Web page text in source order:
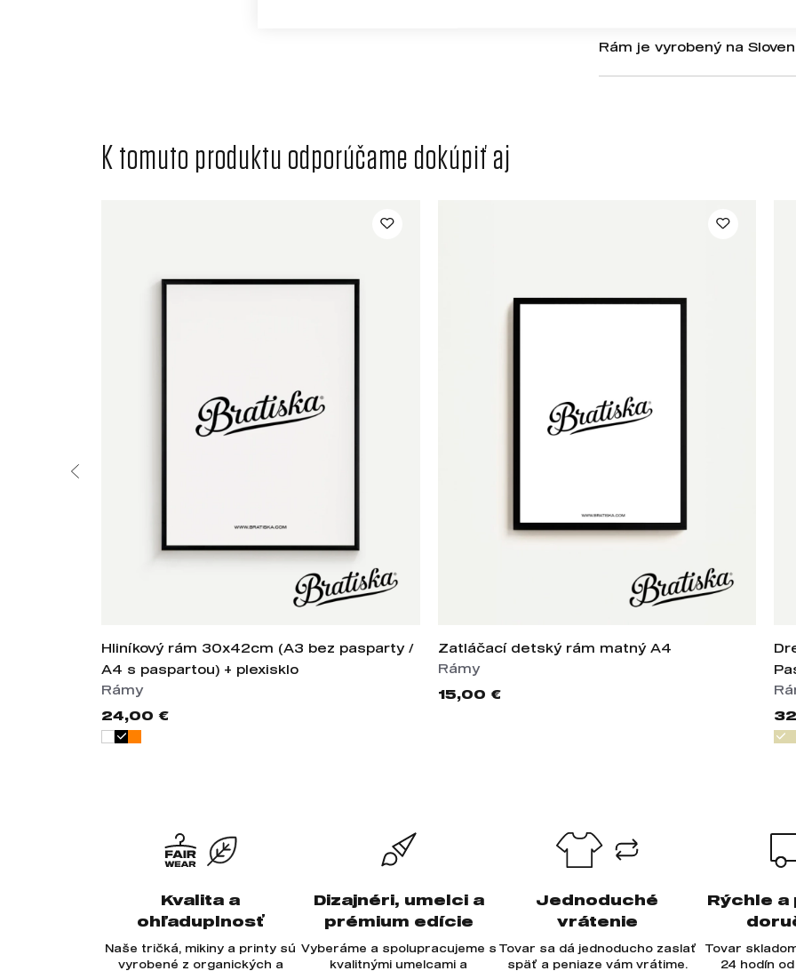
Rám je vyrobený na
K tomuto produktu odporúčame dokúpiť aj
Hliníkový rám 30x42cm (A3 bez pasparty /
A4 s paspartou) + plexisklo
Rámy
24,00 €
Zatláčací detský rám matný A4
Rámy
15,00 €
Kvalita a
ohľaduplnosť
Naše tričká, mikiny a printy sú
vyrobené z organických a
Dizajnéri, umelci a
prémium edície
Vyberáme a spolupracujeme s
kvalitnými umelcami a
Jednoduché
vrátenie
Tovar sa dá jednoducho zaslať
späť a peniaze vám vrátime.
Rýchle a
Tovar
24 hodín